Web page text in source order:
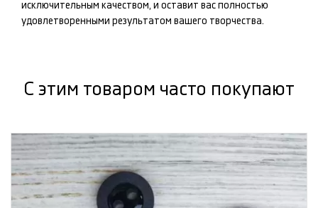
исключительным качеством, и оставит вас полностью
удовлетворенными результатом вашего творчества.
С этим товаром часто покупают